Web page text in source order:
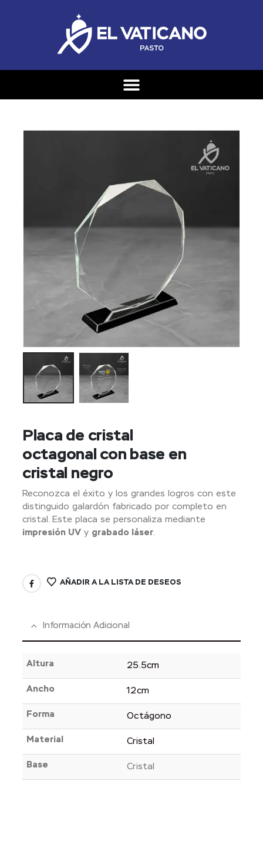
Placa de cristal
octagonal con base en
cristal negro
Reconozca el éxito y los grandes logros con este
distinguido galardón fabricado por completo en
cristal. Este placa se personaliza mediante
impresión UV y grabado láser
AÑADIR A LA LISTA DE DESEOS
Información Adicional
Altura 25.5cm
Ancho 12cm
Forma Octágono
Material Cristal
Base Cristal